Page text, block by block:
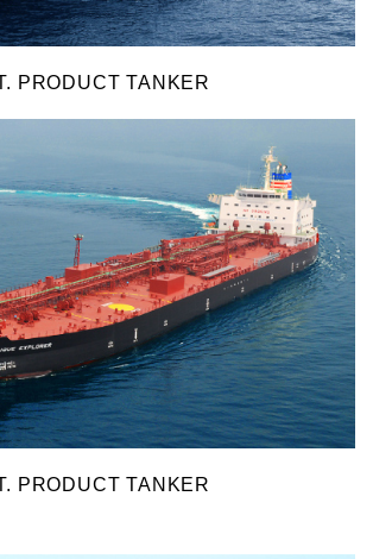
PRODUCT TANKER
PRODUCT TANKER